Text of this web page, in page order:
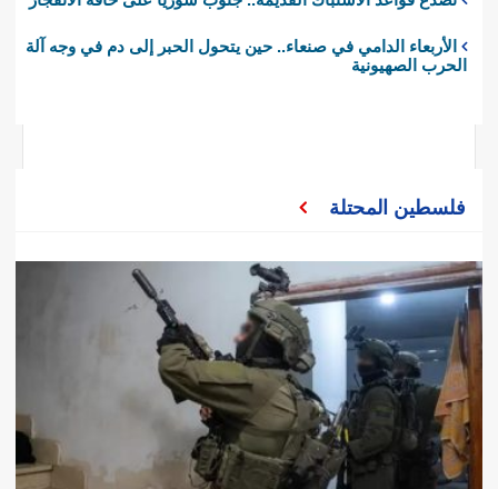
الأربعاء الدامي في صنعاء.. حين يتحول الحبر إلى دم في وجه آلة
الحرب الصهيونية
فلسطين المحتلة